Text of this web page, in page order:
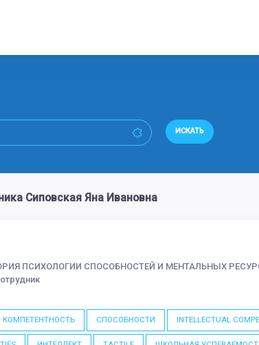
ИСКАТЬ
Сиповская Яна Ивановна
ПСИХОЛОГИИ СПОСОБНОСТЕЙ И МЕНТАЛЬНЫХ
КОМПЕТЕНТНОСТЬ СПОСОБНОСТИ INTELLECTUAL